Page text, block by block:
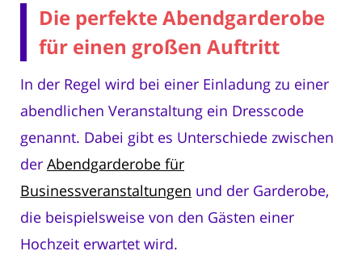
Die perfekte Abendgarderobe
für einen großen Auftritt
In der Regel wird bei einer Einladung zu einer
abendlichen Veranstaltung ein Dresscode
genannt. Dabei gibt es Unterschiede zwischen
der Abendgarderobe für
Businessveranstaltungen und der Garderobe,
die beispielsweise von den Gästen einer
Hochzeit erwartet wird.